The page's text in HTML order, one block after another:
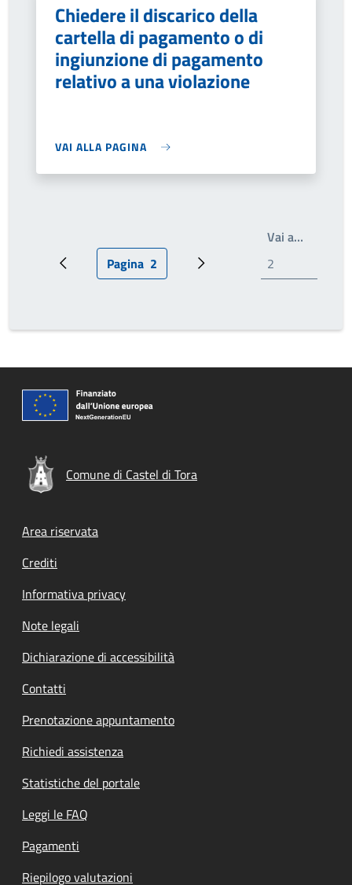
Chiedere il discarico della
cartella di pagamento o di
ingiunzione di pagamento
relativo a una violazione
VAI ALLA PAGINA
Pagina precedentePagina attuale
Pagina 2 Pagina successiva
Vai a…
Comune di Castel di Tora
Footer menu
Area riservata
Crediti
Informativa privacy
Note legali
Dichiarazione di accessibilità
Contatti
Prenotazione appuntamento
Richiedi assistenza
Statistiche del portale
Leggi le FAQ
Pagamenti
Riepilogo valutazioni